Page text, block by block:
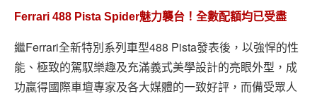
Ferrari 488 Pista Spider魅力襲台！全數配額均已受盡
繼Ferrari全新特別系列車型488 Pista發表後，以強悍的性
能、極致的駕馭樂趣及充滿義式美學設計的亮眼外型，成
功贏得國際車壇專家及各大媒體的一致好評，而備受眾人